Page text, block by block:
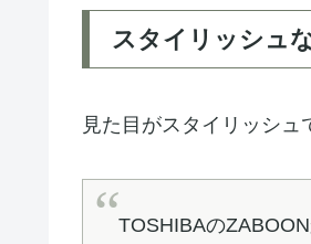
スタイリッシュ
見た目がスタイリッシュ
TOSHIBAの